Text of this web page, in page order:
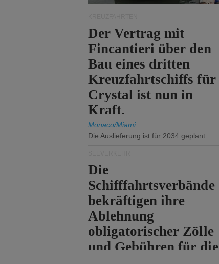
Der Vertrag mit
Fincantieri über den
Bau eines dritten
Kreuzfahrtschiffs für
Crystal ist nun in
Kraft.
Monaco/Miami
Die Auslieferung ist für 2034 geplant.
Die
Schifffahrtsverbände
bekräftigen ihre
Ablehnung
obligatorischer Zölle
und Gebühren für die